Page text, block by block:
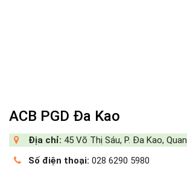
ACB PGD Đa Kao
Địa chỉ: 45 Võ Thị Sáu, P. Đa Kao,
Số điện thoại: 028 6290 5980